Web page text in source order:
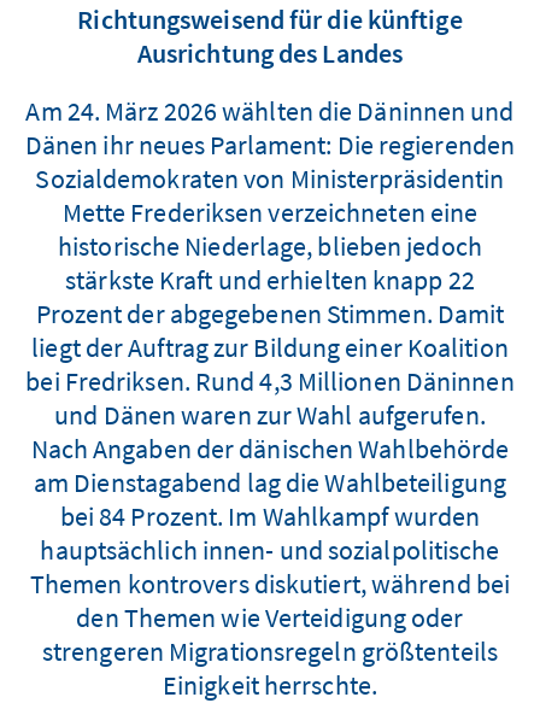
Richtungsweisend für die künftige
Ausrichtung des Landes
Am 24. März 2026 wählten die Däninnen und
Dänen ihr neues Parlament: Die regierenden
Sozialdemokraten von Ministerpräsidentin
Mette Frederiksen verzeichneten eine
historische Niederlage, blieben jedoch
stärkste Kraft und erhielten knapp 22
Prozent der abgegebenen Stimmen. Damit
liegt der Auftrag zur Bildung einer Koalition
bei Fredriksen. Rund 4,3 Millionen Däninnen
und Dänen waren zur Wahl aufgerufen.
Nach Angaben der dänischen Wahlbehörde
am Dienstagabend lag die Wahlbeteiligung
bei 84 Prozent. Im Wahlkampf wurden
hauptsächlich innen- und sozialpolitische
Themen kontrovers diskutiert, während bei
den Themen wie Verteidigung oder
strengeren Migrationsregeln größtenteils
Einigkeit herrschte.